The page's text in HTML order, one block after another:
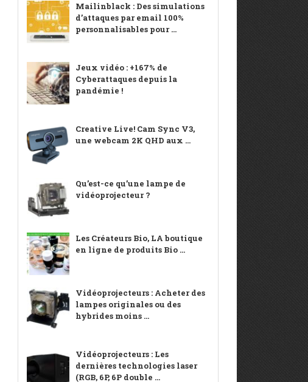
Mailinblack : Des simulations
d’attaques par email 100%
personnalisables pour ...
Jeux vidéo : +167% de
Cyberattaques depuis la
pandémie !
Creative Live! Cam Sync V3,
une webcam 2K QHD aux ...
Qu’est-ce qu’une lampe de
vidéoprojecteur ?
Les Créateurs Bio, LA boutique
en ligne de produits Bio ...
Vidéoprojecteurs : Acheter des
lampes originales ou des
hybrides moins ...
Vidéoprojecteurs : Les
dernières technologies laser
(RGB, 6P, 6P double ...